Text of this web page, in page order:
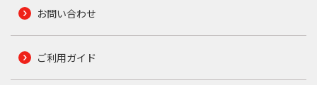
お問い合わせ
ご利用ガイド